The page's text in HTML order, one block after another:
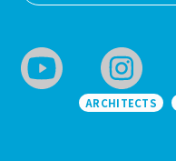
ARCHITECTS